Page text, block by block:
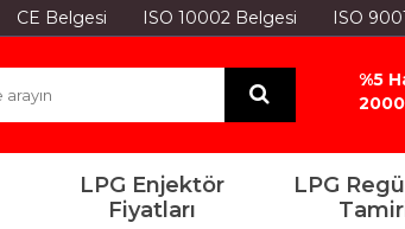
CE Belgesi ISO 10002 Belgesi ISO
%5
LPG Enjektör
Fiyatları
LPG